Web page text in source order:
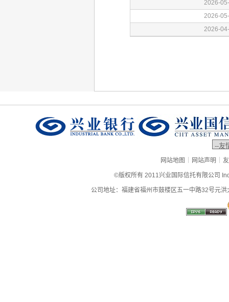
网站地图 | 网站声明 |
©版权所有 2011兴业国际信托有限公司
公司地址：福建省福州市鼓楼区五一中路32号元